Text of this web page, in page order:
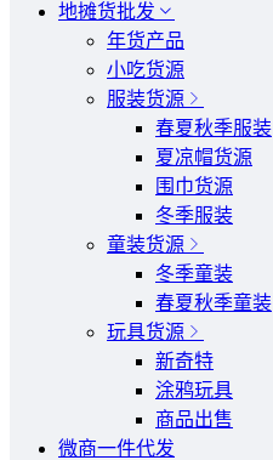
地摊货批发
年货产品
小吃货源
服装货源
春夏秋季服装
夏凉帽货源
围巾货源
冬季服装
童装货源
冬季童装
春夏秋季童装
玩具货源
新奇特
涂鸦玩具
商品出售
微商一件代发